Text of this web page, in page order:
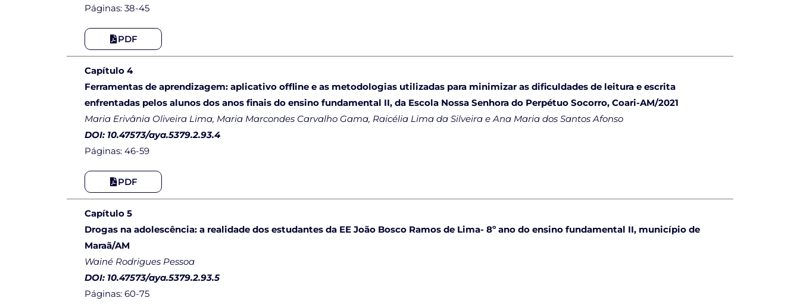
Páginas: 38-45
PDF
Capítulo 4
Ferramentas de aprendizagem: aplicativo offline e as metodologias utilizadas para minimizar as dificuldades de leitura e escrita
enfrentadas pelos alunos dos anos finais do ensino fundamental II, da Escola Nossa Senhora do Perpétuo Socorro, Coari-AM/2021
Maria Erivânia Oliveira Lima, Maria Marcondes Carvalho Gama, Raicélia Lima da Silveira e Ana Maria dos Santos Afonso
DOI: 10.47573/aya.5379.2.93.4
Páginas: 46-59
PDF
Capítulo 5
Drogas na adolescência: a realidade dos estudantes da EE João Bosco Ramos de Lima- 8º ano do ensino fundamental II, município de
Maraã/AM
Wainé Rodrigues Pessoa
DOI: 10.47573/aya.5379.2.93.5
Páginas: 60-75